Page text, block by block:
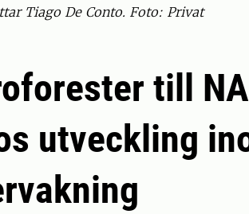
Tiago De Conto. Foto: Privat
till
utveckling